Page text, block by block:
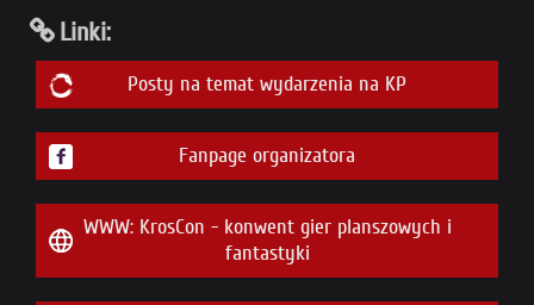
Linki:
Posty na temat wydarzenia na KP
Fanpage organizatora
WWW: KrosCon - konwent gier planszowych i
fantastyki